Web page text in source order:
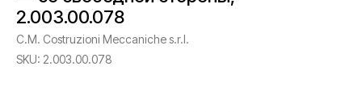
2.003.00.078
C.M. Costruzioni Meccaniche s.r.l.
SKU: 2.003.00.078